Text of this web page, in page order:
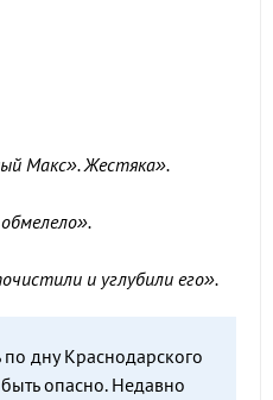
Макс». Жестяка».
и углубили его».
дну Краснодарского
опасно. Недавно